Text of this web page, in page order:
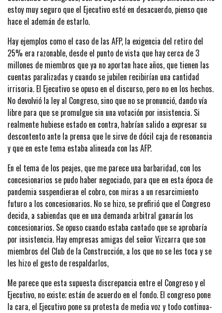
estoy muy seguro que el Ejecutivo esté en desacuerdo, pienso que
hace el ademán de estarlo.
Hay ejemplos como el caso de las AFP, la exigencia del retiro del
25% era razonable, desde el punto de vista que hay cerca de 3
millones de miembros que ya no aportan hace años, que tienen las
cuentas paralizadas y cuando se jubilen recibirían una cantidad
irrisoria. El Ejecutivo se opuso en el discurso, pero no en los hechos.
No devolvió la ley al Congreso, sino que no se pronunció, dando vía
libre para que se promulgue sin una votación por insistencia. Si
realmente hubiese estado en contra, habrían salido a expresar su
descontento ante la prensa que le sirve de dócil caja de resonancia
y que en este tema estaba alineada con las AFP.
En el tema de los peajes, que me parece una barbaridad, con los
concesionarios se pudo haber negociado, para que en esta época de
pandemia suspendieran el cobro, con miras a un resarcimiento
futuro a los concesionarios. No se hizo, se prefirió que el Congreso
decida, a sabiendas que en una demanda arbitral ganarán los
concesionarios. Se opuso cuando estaba cantado que se aprobaría
por insistencia. Hay empresas amigas del señor Vizcarra que son
miembros del Club de la Construcción, a los que no se les toca y se
les hizo el gesto de respaldarlos,
Me parece que esta supuesta discrepancia entre el Congreso y el
Ejecutivo, no existe; están de acuerdo en el fondo. El congreso pone
la cara, el Ejecutivo pone su protesta de media voz y todo continua-